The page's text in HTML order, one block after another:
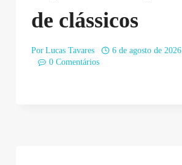
de clássicos
Por Lucas Tavares
6 de agosto de 2026
0 Comentários